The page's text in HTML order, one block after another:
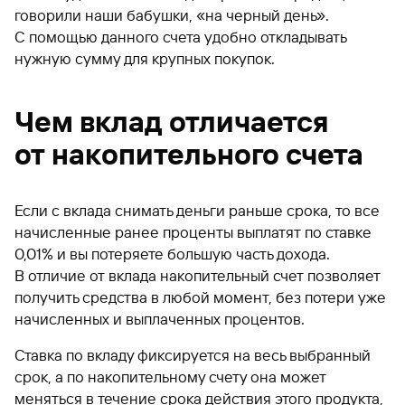
говорили наши бабушки, «на черный день».
С помощью данного счета удобно откладывать
нужную сумму для крупных покупок.
Чем вклад отличается
от накопительного счета
Если с вклада снимать деньги раньше срока, то все
начисленные ранее проценты выплатят по ставке
0,01% и вы потеряете большую часть дохода.
В отличие от вклада накопительный счет позволяет
получить средства в любой момент, без потери уже
начисленных и выплаченных процентов.
Ставка по вкладу фиксируется на весь выбранный
срок, а по накопительному счету она может
меняться в течение срока действия этого продукта,